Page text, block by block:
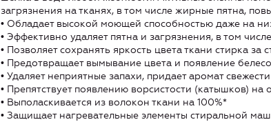
загрязнения на тканях, в том числе жирные пятна,
• Обладает высокой моющей способностью даже на
• Эффективно удаляет пятна и загрязнения, в том
• Позволяет сохранять яркость цвета ткани стирка за
• Предотвращает вымывание цвета и появление
• Удаляет неприятные запахи, придает аромат
• Препятствует появлению ворсистости (катышков) на
• Выполаскивается из волокон ткани на 100%*
• Защищает нагревательные элементы стиральной